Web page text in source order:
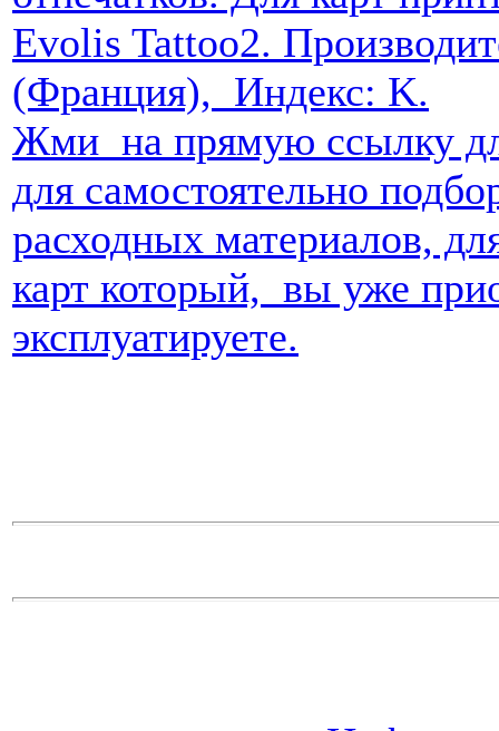
Жми на прямую ссылку
для самостоятельно
расходных материалов,
карт который, вы уже
эксплуатируете.